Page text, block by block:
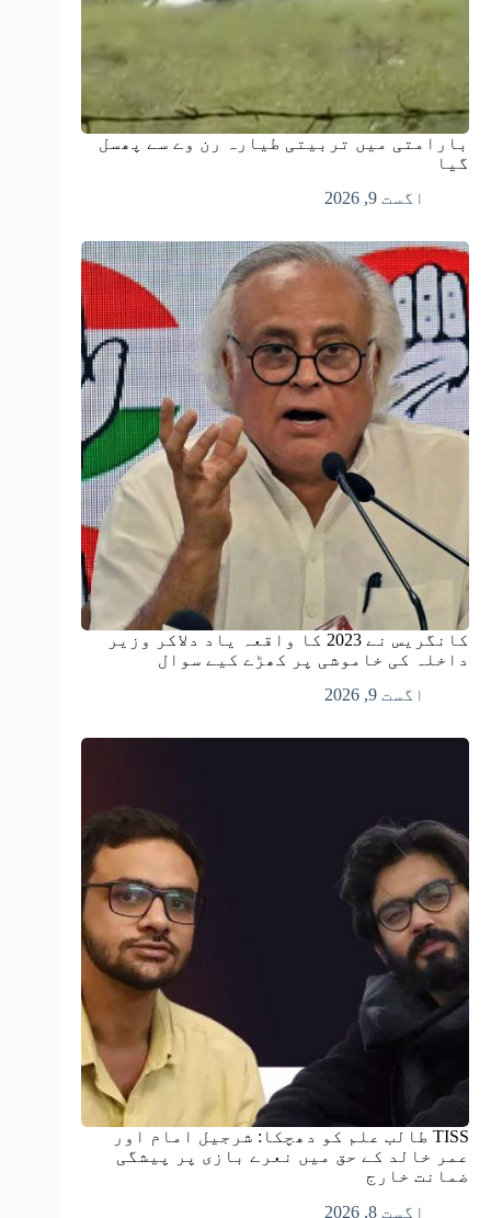
بارامتی میں تربیتی طیارہ رن وے سے پھسل
گیا
اگست 9, 2026
کانگریس نے 2023 کا واقعہ یاد دلاکر وزیر
داخلہ کی خاموشی پر کھڑے کیے سوال
اگست 9, 2026
TISS طالب علم کو دھچکا: شرجیل امام اور
عمر خالد کے حق میں نعرے بازی پر پیشگی
ضمانت خارج
اگست 8, 2026